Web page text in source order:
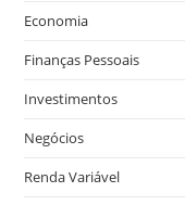
Economia
Finanças Pessoais
Investimentos
Negócios
Renda Variável